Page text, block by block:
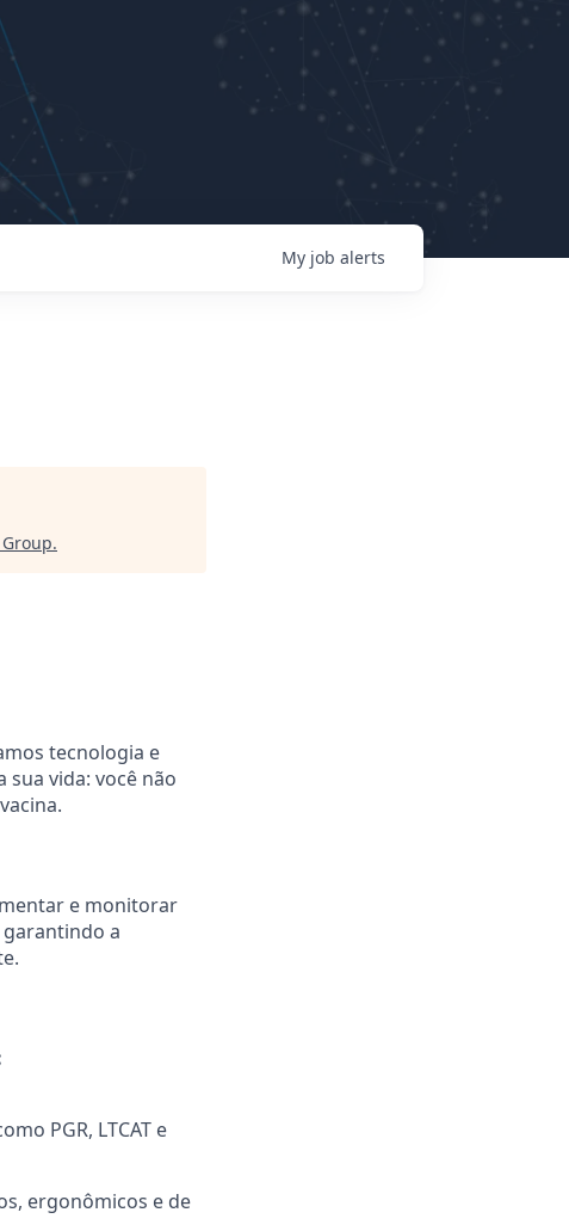
My job alerts
.
tecnologia e
vida: você não
e monitorar
a
PGR, LTCAT e
ergonômicos e de